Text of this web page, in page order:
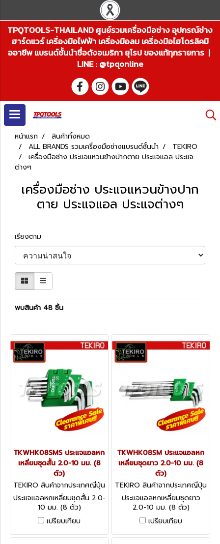
TPQTOOLS-THAILAND ศูนย์รวมเครื่องมือช่าง อุปกรณ์ช่าง
ฮาร์ดแวร์ เครื่องมือไฟฟ้า เครื่องมือลม เครื่องมือไฮโดรลิคมื
ออาชีพ แบรนด์ชั้นนำชื่อดังอเมริกา ยุโรป ของแท้ทุกรายการ |
LINE : @tpqonline
หน้าแรก
สินค้าทั้งหมด
ALL BRANDS รวมเครื่องมือช่างแบรนด์ชั้นนำ
TEKIRO
เครื่องมือช่าง ประแจแหวนข้างปากตาย ประแจแอล ประแจ
ต่างๆ
เครื่องมือช่าง ประแจแหวนข้างปาก
ตาย ประแจแอล ประแจต่างๆ
เรียงตาม
พบสินค้า 48 ชิ้น
TKWHK08SMS ประแจแอลหก
เหลี่ยมชุดสั้น 2.0-10 มม. (8
ตัว)
TEKIRO สินค้าจากประเทศญี่ปุ่น
TKWHK08SMS
ประแจแอลหกเหลี่ยมชุดสั้น 2.0-
10 มม. (8 ตัว)
เปรียบเทียบ
TKWHK08SM ประแจแอลหก
เหลี่ยมชุดยาว 2.0-10 มม. (8
ตัว)
TEKIRO สินค้าจากประเทศญี่ปุ่น
TKWHK08SM
ประแจแอลหกเหลี่ยมชุดยาว
2.0-10 มม. (8 ตัว)
เปรียบเทียบ